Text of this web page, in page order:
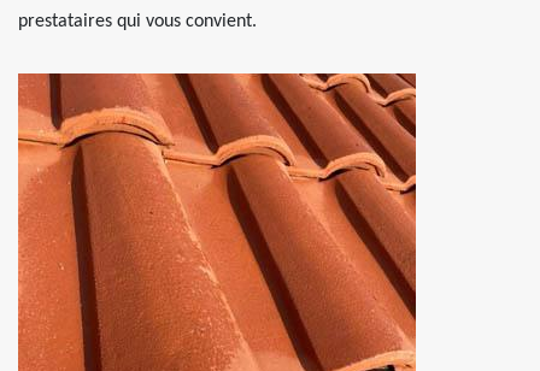
prestataires qui vous convient.